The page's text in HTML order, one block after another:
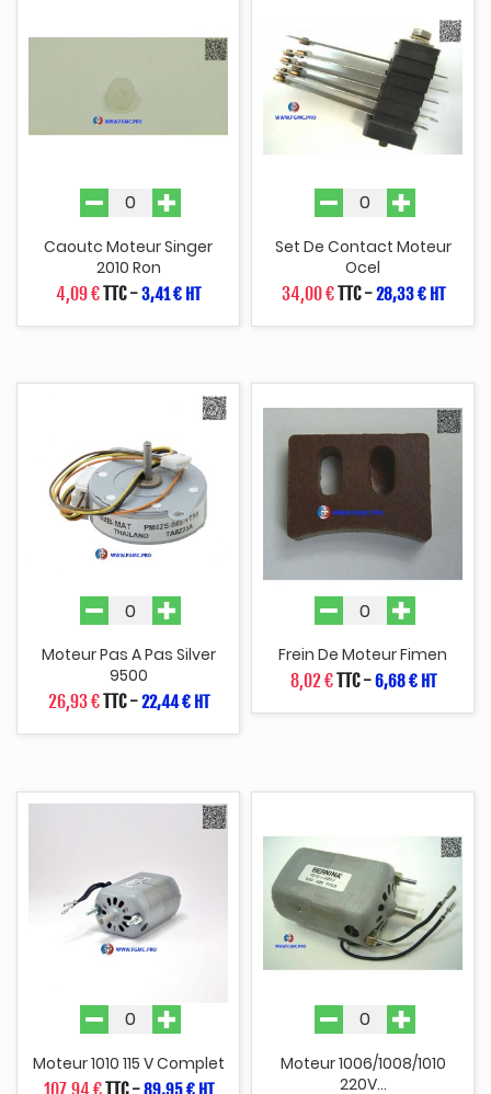
Caoutc Moteur Singer
2010 Ron
4,09 €TTC-3,41 € HT
Set De Contact Moteur
Ocel
34,00 €TTC-28,33 € HT
Moteur Pas A Pas Silver
9500
26,93 €TTC-22,44 € HT
Frein De Moteur Fimen
8,02 €TTC-6,68 € HT
Moteur 1010 115 V Complet
107,94 €TTC-
Moteur 1006/1008/1010
220V...